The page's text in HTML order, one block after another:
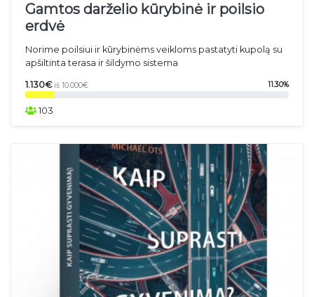
Gamtos darželio kūrybinė ir poilsio
erdvė
Norime poilsiui ir kūrybinėms veikloms pastatyti kupolą su
apšiltinta terasa ir šildymo sistema
1.130€ iš 10.000€ 11.30%
103